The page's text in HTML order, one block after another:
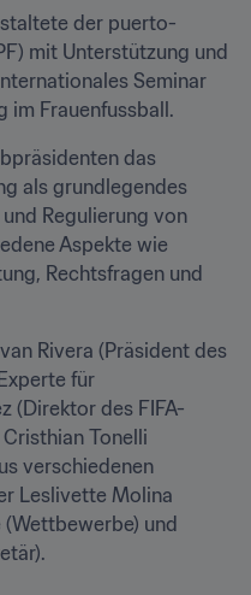
der puerto-
mit Unterstützung und
Seminar
im Frauenfussball.
das
als grundlegendes
Regulierung von
Aspekte wie
Rechtsfragen und
Rivera (Präsident des
für
(Direktor des FIFA-
Tonelli
verschiedenen
Leslivette Molina
und